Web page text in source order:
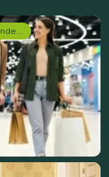
Eigen onderzoeken